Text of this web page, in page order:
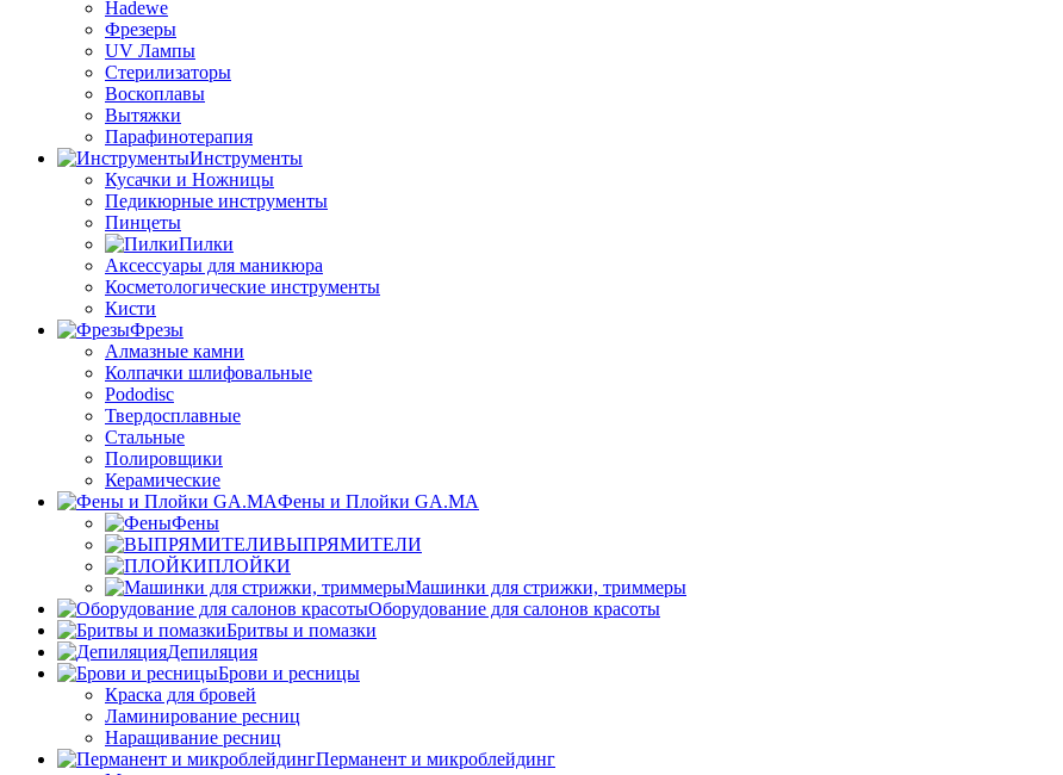
Hadewe
Фрезеры
UV Лампы
Стерилизаторы
Воскоплавы
Вытяжки
Парафинотерапия
Инструменты
Кусачки и Ножницы
Педикюрные инструменты
Пинцеты
Пилки
Аксессуары для маникюра
Косметологические инструменты
Кисти
Фрезы
Алмазные камни
Колпачки шлифовальные
Pododisc
Твердосплавные
Стальные
Полировщики
Керамические
Фены и Плойки GA.MA
Фены
ВЫПРЯМИТЕЛИ
ПЛОЙКИ
Машинки для стрижки, триммеры
Оборудование для салонов красоты
Бритвы и помазки
Депиляция
Брови и ресницы
Краска для бровей
Ламинирование ресниц
Наращивание ресниц
Перманент и микроблейдинг